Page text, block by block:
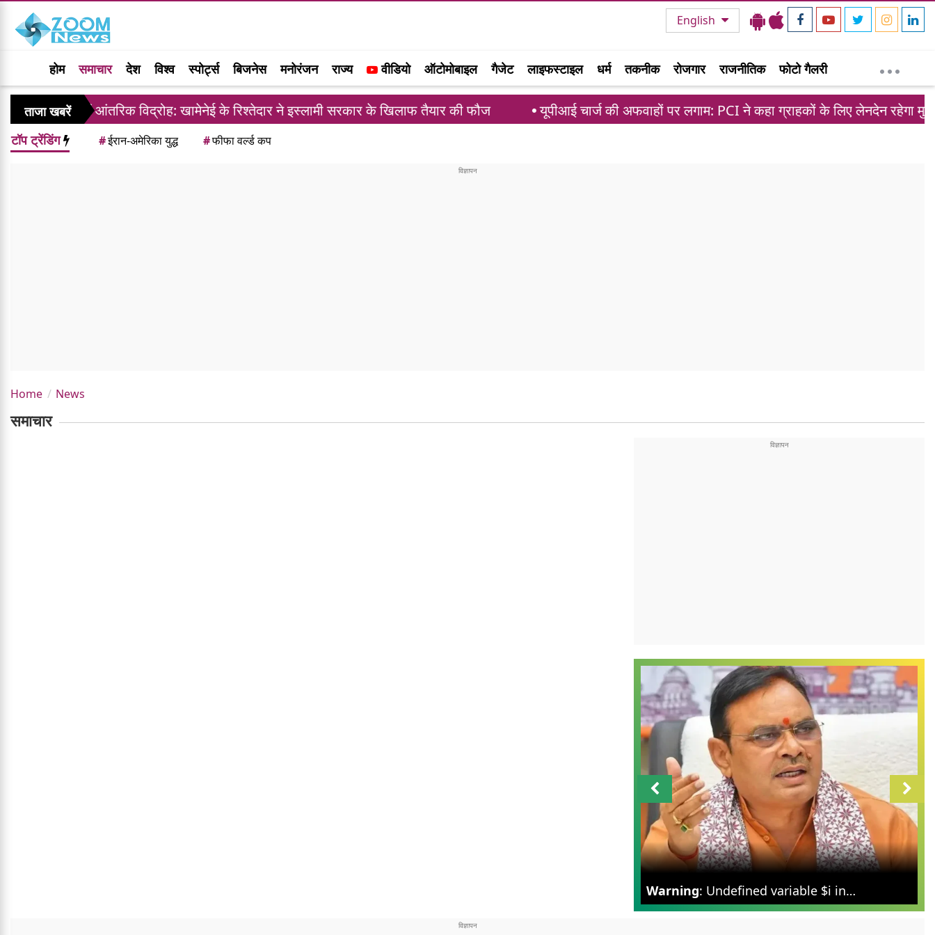
English
होम समाचार देश विश्व स्पोर्ट्स बिजनेस मनोरंजन राज्य वीडियो ऑटोमोबाइल गैजेट लाइफस्टाइल धर्म तकनीक रोजगार राजनीतिक फोटो गैलरी
राशिफल
ताजा खबरें
ईरान में आंतरिक विद्रोह: खामेनेई के रिश्तेदार ने इस्लामी सरकार के खिलाफ तैयार की फौज यूपीआई चार्ज की अफवाहों पर लगाम: PCI ने कहा ग्राहकों के लिए लेनदेन रहेगा मुफ्त
टॉप ट्रेंडिंग #ईरान-अमेरिका युद्ध #फीफा वर्ल्ड कप
Home News
समाचार
Warning : Undefined variable $i in
/var/www/zoomnews.in/news-